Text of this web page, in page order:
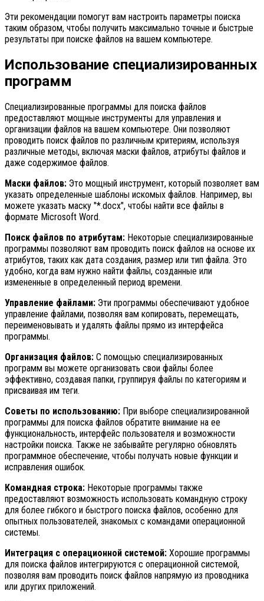
Эти рекомендации помогут вам настроить параметры поиска
таким образом, чтобы получить максимально точные и быстрые
результаты при поиске файлов на вашем компьютере.
Использование специализированных
программ
Специализированные программы для поиска файлов
предоставляют мощные инструменты для управления и
организации файлов на вашем компьютере. Они позволяют
проводить поиск файлов по различным критериям, используя
различные методы, включая маски файлов, атрибуты файлов и
даже содержимое файлов.
Маски файлов: Это мощный инструмент, который позволяет вам
указать определенные шаблоны искомых файлов. Например, вы
можете указать маску "*.docx", чтобы найти все файлы в
формате Microsoft Word.
Поиск файлов по атрибутам: Некоторые специализированные
программы позволяют вам проводить поиск файлов на основе их
атрибутов, таких как дата создания, размер или тип файла. Это
удобно, когда вам нужно найти файлы, созданные или
измененные в определенный период времени.
Управление файлами: Эти программы обеспечивают удобное
управление файлами, позволяя вам копировать, перемещать,
переименовывать и удалять файлы прямо из интерфейса
программы.
Организация файлов: С помощью специализированных
программ вы можете организовать свои файлы более
эффективно, создавая папки, группируя файлы по категориям и
присваивая им теги.
Советы по использованию: При выборе специализированной
программы для поиска файлов обратите внимание на ее
функциональность, интерфейс пользователя и возможности
настройки поиска. Также не забывайте регулярно обновлять
программное обеспечение, чтобы получать новые функции и
исправления ошибок.
Командная строка: Некоторые программы также
предоставляют возможность использовать командную строку
для более гибкого и быстрого поиска файлов, особенно для
опытных пользователей, знакомых с командами операционной
системы.
Интеграция с операционной системой: Хорошие программы
для поиска файлов интегрируются с операционной системой,
позволяя вам проводить поиск файлов напрямую из проводника
или других приложений.